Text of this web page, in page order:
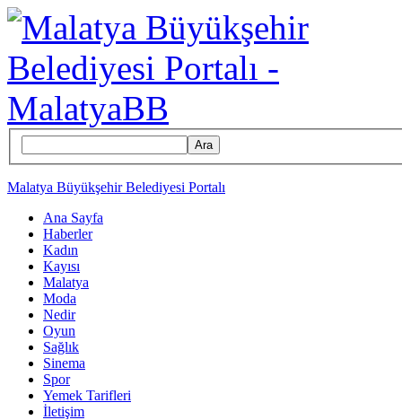
Ara
Malatya Büyükşehir Belediyesi Portalı
Ana Sayfa
Haberler
Kadın
Kayısı
Malatya
Moda
Nedir
Oyun
Sağlık
Sinema
Spor
Yemek Tarifleri
İletişim